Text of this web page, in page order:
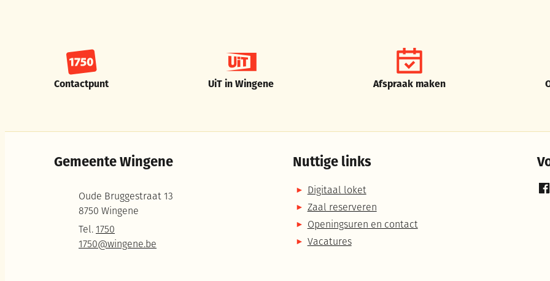
Contactpunt UiT in Wingene Afspraak maken
Gemeente Wingene
Oude Bruggestraat 13
,8750 Wingene
1750
E-mail1750@wingene.be
Nuttige links
Digitaal loket
Zaal reserveren
Openingsuren en contact
Vacatures